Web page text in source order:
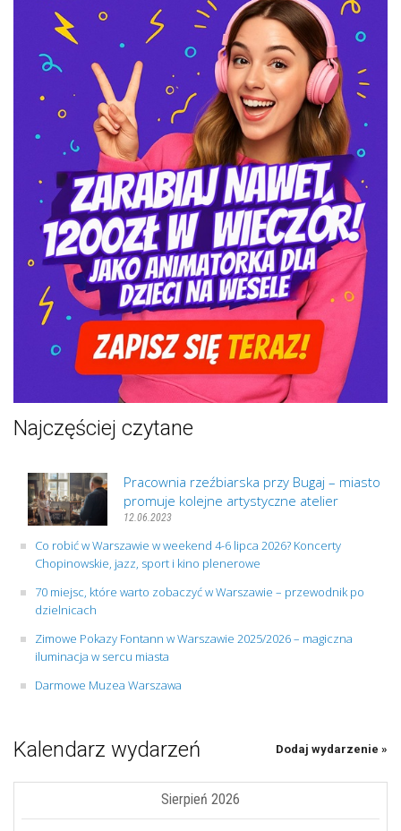
Najczęściej czytane
Pracownia rzeźbiarska przy Bugaj – miasto
promuje kolejne artystyczne atelier
12.06.2023
Co robić w Warszawie w weekend 4-6 lipca 2026? Koncerty
Chopinowskie, jazz, sport i kino plenerowe
70 miejsc, które warto zobaczyć w Warszawie – przewodnik po
dzielnicach
Zimowe Pokazy Fontann w Warszawie 2025/2026 – magiczna
iluminacja w sercu miasta
Darmowe Muzea Warszawa
Kalendarz wydarzeń Dodaj wydarzenie »
Sierpień 2026